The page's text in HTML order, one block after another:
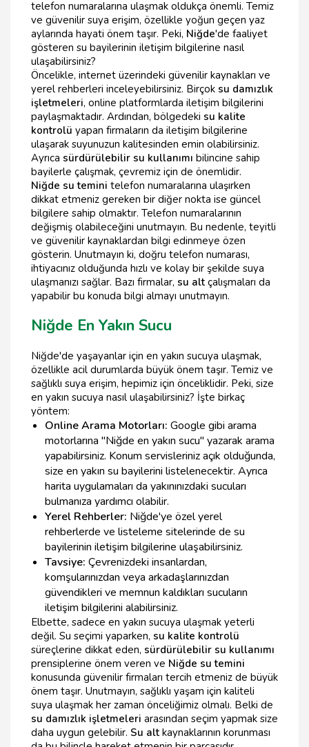
telefon numaralarına ulaşmak oldukça önemli. Temiz
ve güvenilir suya erişim, özellikle yoğun geçen yaz
aylarında hayati önem taşır. Peki, Niğde'de faaliyet
gösteren su bayilerinin iletişim bilgilerine nasıl
ulaşabilirsiniz?
Öncelikle, internet üzerindeki güvenilir kaynakları ve
yerel rehberleri inceleyebilirsiniz. Birçok su damızlık
işletmeleri, online platformlarda iletişim bilgilerini
paylaşmaktadır. Ardından, bölgedeki su kalite
kontrolü yapan firmaların da iletişim bilgilerine
ulaşarak suyunuzun kalitesinden emin olabilirsiniz.
Ayrıca sürdürülebilir su kullanımı bilincine sahip
bayilerle çalışmak, çevremiz için de önemlidir.
Niğde su temini telefon numaralarına ulaşırken
dikkat etmeniz gereken bir diğer nokta ise güncel
bilgilere sahip olmaktır. Telefon numaralarının
değişmiş olabileceğini unutmayın. Bu nedenle, teyitli
ve güvenilir kaynaklardan bilgi edinmeye özen
gösterin. Unutmayın ki, doğru telefon numarası,
ihtiyacınız olduğunda hızlı ve kolay bir şekilde suya
ulaşmanızı sağlar. Bazı firmalar, su alt çalışmaları da
yapabilir bu konuda bilgi almayı unutmayın.
Niğde En Yakın Sucu
Niğde'de yaşayanlar için en yakın sucuya ulaşmak,
özellikle acil durumlarda büyük önem taşır. Temiz ve
sağlıklı suya erişim, hepimiz için önceliklidir. Peki, size
en yakın sucuya nasıl ulaşabilirsiniz? İşte birkaç
yöntem:
Online Arama Motorları: Google gibi arama
motorlarına "Niğde en yakın sucu" yazarak arama
yapabilirsiniz. Konum servisleriniz açık olduğunda,
size en yakın su bayilerini listelenecektir. Ayrıca
harita uygulamaları da yakınınızdaki sucuları
bulmanıza yardımcı olabilir.
Yerel Rehberler: Niğde'ye özel yerel
rehberlerde ve listeleme sitelerinde de su
bayilerinin iletişim bilgilerine ulaşabilirsiniz.
Tavsiye: Çevrenizdeki insanlardan,
komşularınızdan veya arkadaşlarınızdan
güvendikleri ve memnun kaldıkları sucuların
iletişim bilgilerini alabilirsiniz.
Elbette, sadece en yakın sucuya ulaşmak yeterli
değil. Su seçimi yaparken, su kalite kontrolü
süreçlerine dikkat eden, sürdürülebilir su kullanımı
prensiplerine önem veren ve Niğde su temini
konusunda güvenilir firmaları tercih etmeniz de büyük
önem taşır. Unutmayın, sağlıklı yaşam için kaliteli
suya ulaşmak her zaman önceliğimiz olmalı. Belki de
su damızlık işletmeleri arasından seçim yapmak size
daha uygun gelebilir. Su alt kaynaklarının korunması